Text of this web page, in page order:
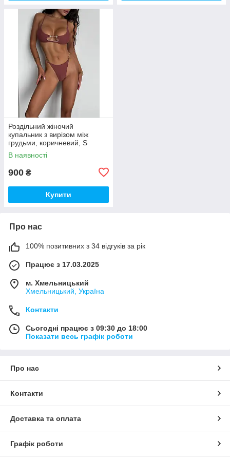
Роздільний жіночий
купальник з вирізом між
грудьми, коричневий, S
В наявності
900 ₴
Купити
Про нас
100% позитивних з 34 відгуків за рік
Працює з 17.03.2025
м. Хмельницький
Хмельницький, Україна
Контакти
Сьогодні працює з 09:30 до 18:00
Показати весь графік роботи
Про нас
Контакти
Доставка та оплата
Графік роботи